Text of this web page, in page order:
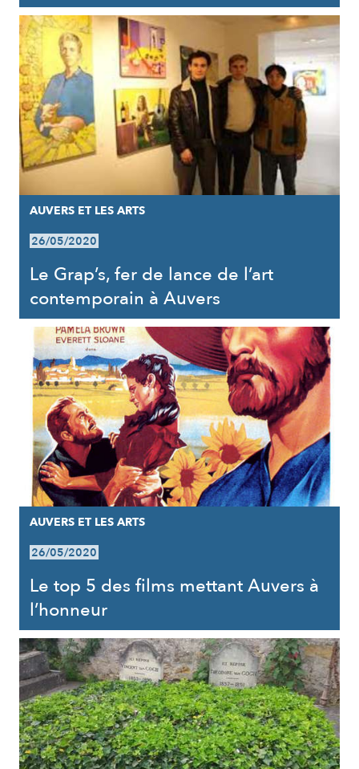
AUVERS ET LES ARTS
26/05/2020
Le Grap’s, fer de lance de l’art
contemporain à Auvers
AUVERS ET LES ARTS
26/05/2020
Le top 5 des films mettant Auvers à
l’honneur